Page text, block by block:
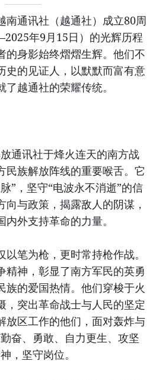
通讯社（越通社）成立80周
年9月15日）的光辉历程
的身影始终熠熠生辉。他们不
史的见证人，以默默而富有意
越通社的荣耀传统。
通讯社于烽火连天的南方战
民族解放阵线的重要喉舌。它
”，坚守“电波永不消逝”的信
与政策，揭露敌人的阴谋，
外支持革命的力量。
笔为枪，更时常持枪作战。
精神，彰显了南方军民的英勇
族的爱国热情。他们穿梭于火
，突出革命战士与人民的坚定
放区工作的他们，面对轰炸与
奋、勇敢、自力更生、攻坚
，坚守岗位。